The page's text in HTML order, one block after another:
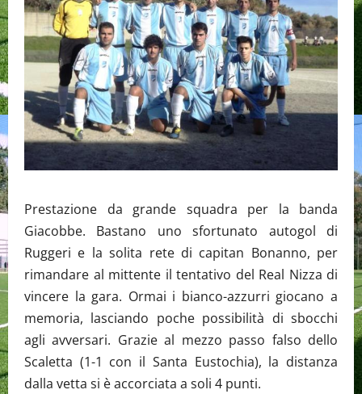
Prestazione da grande squadra per la banda
Giacobbe. Bastano uno sfortunato autogol di
Ruggeri e la solita rete di capitan Bonanno, per
rimandare al mittente il tentativo del Real Nizza di
vincere la gara. Ormai i bianco-azzurri giocano a
memoria, lasciando poche possibilità di sbocchi
agli avversari. Grazie al mezzo passo falso dello
Scaletta (1-1 con il Santa Eustochia), la distanza
dalla vetta si è accorciata a soli 4 punti.